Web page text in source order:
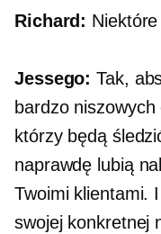
Richard:
Jessego: Tak,
bardzo
którzy będą
naprawdę lubią
Twoimi klientami.
swojej konkretnej